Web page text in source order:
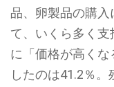
品、卵製品の購
て、いくら多く
に「価格が高く
したのは41.2％。